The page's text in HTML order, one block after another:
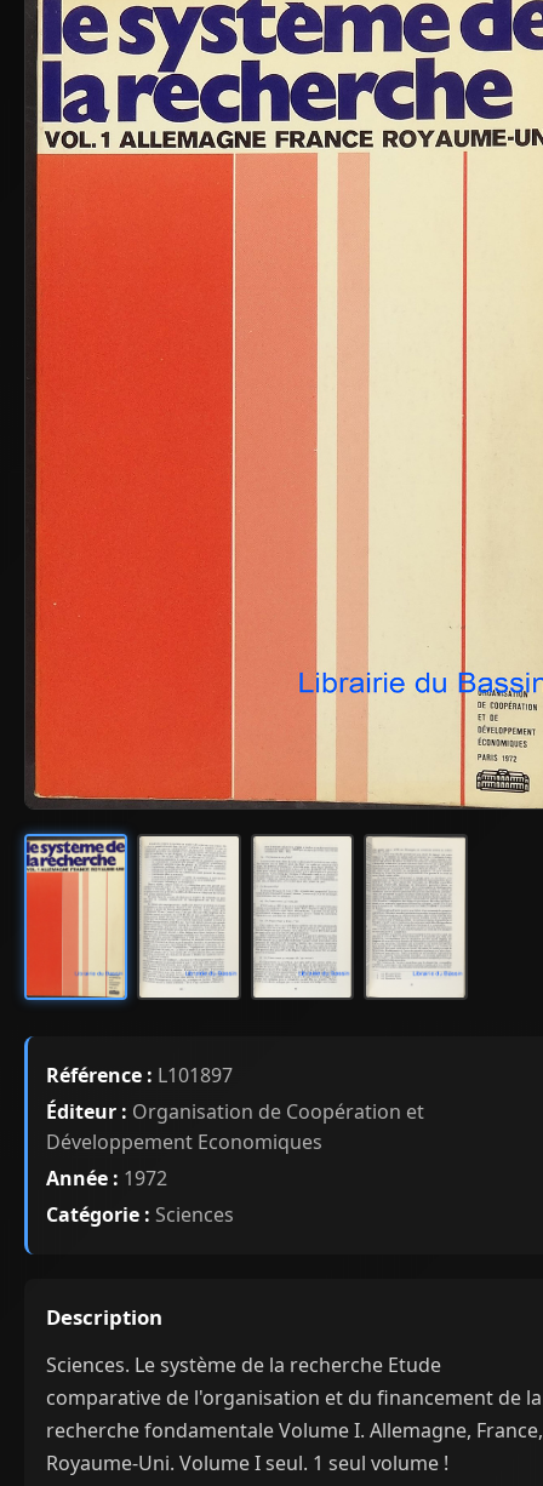
Référence : L101897
Éditeur : Organisation de Coopération et
Développement Economiques
Année : 1972
Catégorie : Sciences
Description
Sciences. Le système de la recherche Etude
comparative de l'organisation et du financement de la
recherche fondamentale Volume I. Allemagne, France,
Royaume-Uni. Volume I seul. 1 seul volume !